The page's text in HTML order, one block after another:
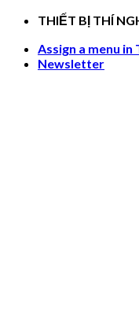
Skip
content
THIẾT BỊ THÍ
Assign a menu
Newsletter